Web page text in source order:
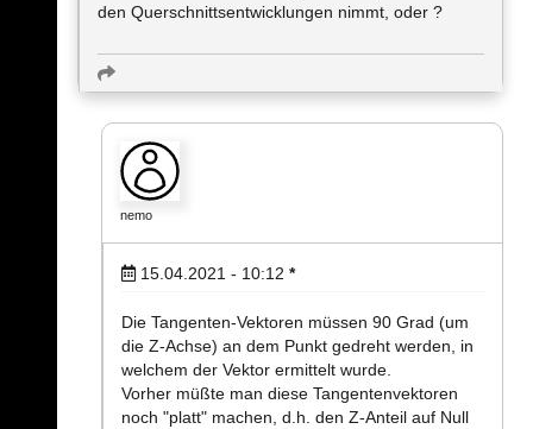
den Querschnittsentwicklungen nimmt, oder ?
nemo
15.04.2021 - 10:12 *
Die Tangenten-Vektoren müssen 90 Grad (um
die Z-Achse) an dem Punkt gedreht werden, in
welchem der Vektor ermittelt wurde.
Vorher müßte man diese Tangentenvektoren
noch "platt" machen, d.h. den Z-Anteil auf Null